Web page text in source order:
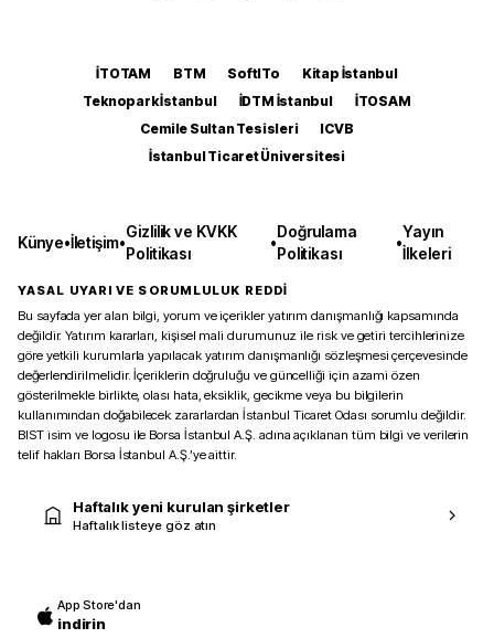
İTOTAM BTM SoftITo
Kitap İstanbul
Teknopark İstanbul
İDTM İstanbul
İTOSAM
Cemile Sultan Tesisleri
ICVB
İstanbul Ticaret Üniversitesi
Künye•İletişim•
Gizlilik ve KVKK
Politikası
•
Doğrulama
Politikası
•
Yayın
İlkeleri
YASAL UYARI VE SORUMLULUK REDDİ
Bu sayfada yer alan bilgi, yorum ve içerikler yatırım danışmanlığı kapsamında
değildir. Yatırım kararları, kişisel mali durumunuz ile risk ve getiri tercihlerinize
göre yetkili kurumlarla yapılacak yatırım danışmanlığı sözleşmesi çerçevesinde
değerlendirilmelidir. İçeriklerin doğruluğu ve güncelliği için azami özen
gösterilmekle birlikte, olası hata, eksiklik, gecikme veya bu bilgilerin
kullanımından doğabilecek zararlardan İstanbul Ticaret Odası sorumlu değildir.
BIST isim ve logosu ile Borsa İstanbul A.Ş. adına açıklanan tüm bilgi ve verilerin
telif hakları Borsa İstanbul A.Ş.’ye aittir.
Haftalık yeni kurulan şirketler
Haftalık listeye göz atın
App Store'dan
indirin